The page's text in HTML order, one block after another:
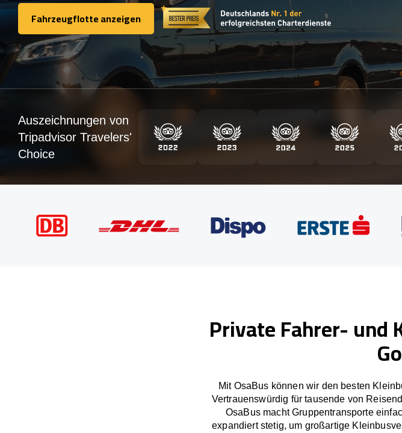
Fahrzeugflotte anzeigen
Fahrzeugflotte anzeigen
Auszeichnungen von
Tripadvisor Travelers'
Choice
Private Fahrer- und
Mit OsaBus können wir den besten
Vertrauenswürdig für tausende von
OsaBus macht Gruppentransporte
expandiert stetig, um großartige